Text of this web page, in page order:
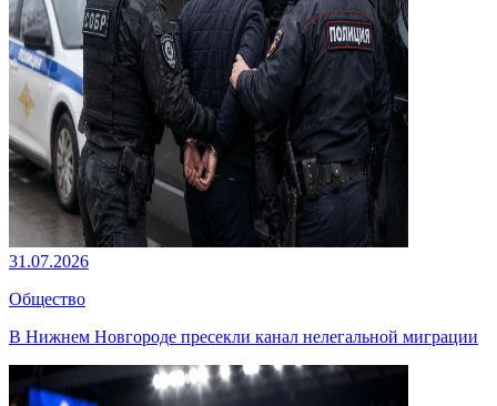
31.07.2026
Общество
В Нижнем Новгороде пресекли канал нелегальной миграции